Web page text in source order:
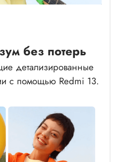
без потерь
детализированные
с помощью Redmi 13.